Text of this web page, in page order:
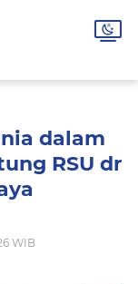
dalam
RSU dr
WIB